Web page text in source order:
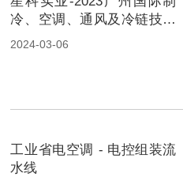
冷、空调、通风及冷链技术
展览会-2
2024-03-06
工业省电空调 - 电控组装流
水线